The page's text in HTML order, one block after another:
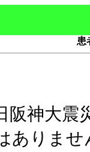
患
神大震
ありま